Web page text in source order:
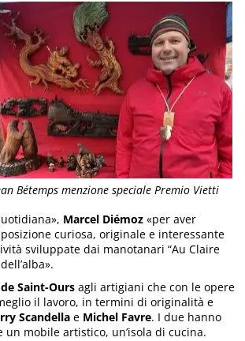
Bétemps menzione speciale Premio Vietti
Marcel Diémoz «per aver
curiosa, originale e interessante
sviluppate dai manotanari “Au Claire
Saint-Ours agli artigiani che con le opere
il lavoro, in termini di originalità e
Scandellae Michel Favre. I due hanno
un mobile artistico, un’isola di cucina.